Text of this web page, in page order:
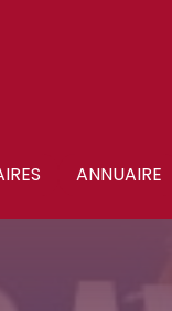
ANNUAIRE